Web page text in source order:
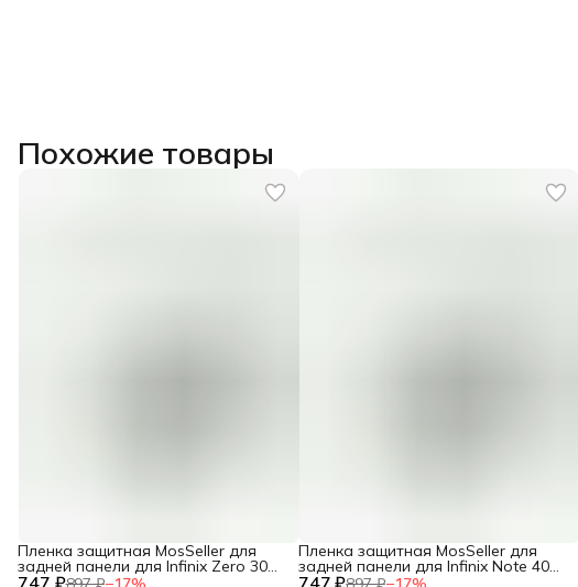
Похожие товары
Пленка защитная MosSeller для
задней панели для Infinix Zero 30
5G
Пленка защитная MosSeller для
задней панели для Infinix Note 40
Pro 5G